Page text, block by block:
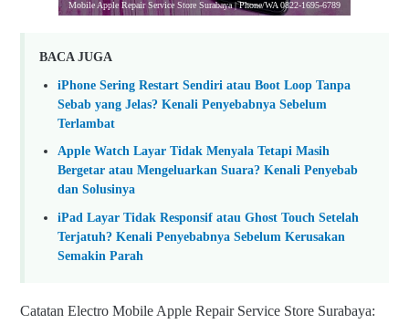
Mobile Apple Repair Service Store Surabaya | Phone/WA 0822-1695-6789
BACA JUGA
iPhone Sering Restart Sendiri atau Boot Loop Tanpa
Sebab yang Jelas? Kenali Penyebabnya Sebelum
Terlambat
Apple Watch Layar Tidak Menyala Tetapi Masih
Bergetar atau Mengeluarkan Suara? Kenali Penyebab
dan Solusinya
iPad Layar Tidak Responsif atau Ghost Touch Setelah
Terjatuh? Kenali Penyebabnya Sebelum Kerusakan
Semakin Parah
Catatan Electro Mobile Apple Repair Service Store Surabaya: